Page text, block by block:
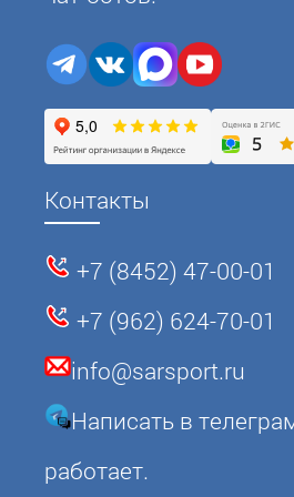
Контакты
+7 (8452) 47-00-01
+7 (962) 624-70-01
info@sarsport.ru
Написать в
работает.